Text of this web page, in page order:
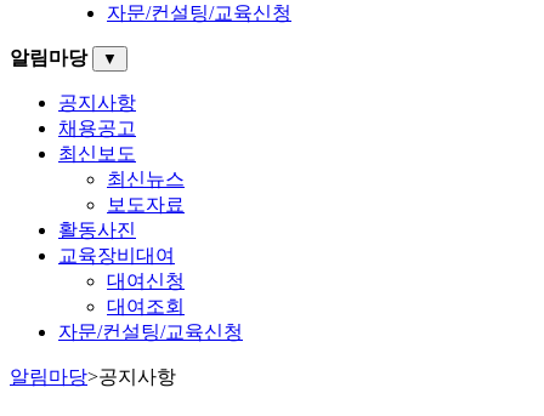
자문/컨설팅/교육신청
알림마당 ▼
공지사항
채용공고
최신보도
최신뉴스
보도자료
활동사진
교육장비대여
대여신청
대여조회
자문/컨설팅/교육신청
알림마당>공지사항